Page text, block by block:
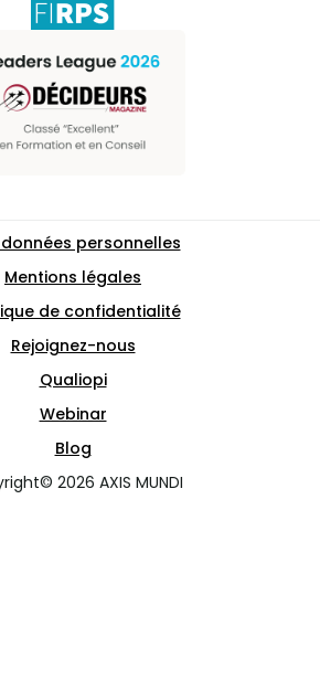
personnelles
Mentions légales
de confidentialité
Rejoignez-nous
Qualiopi
Webinar
Blog
2026 AXIS MUNDI